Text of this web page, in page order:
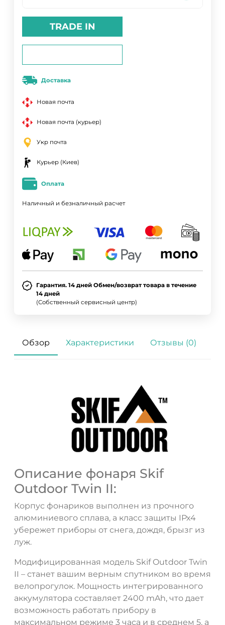
TRADE IN
Доставка
Новая почта
Новая почта (курьер)
Укр почта
Курьер (Киев)
Оплата
Наличный и безналичный расчет
Гарантия. 14 дней Обмен/возврат товара в течение
14 дней
(Собственный сервисный центр)
Обзор Характеристики Отзывы (0)
Описание фонаря Skif
Outdoor Twin II:
Корпус фонариков выполнен из прочного
алюминиевого cплава, а класс защиты IPx4
убережет приборы от снега, дождя, брызг из
луж.
Модифицированная модель Skif Outdoor Twin
II – станет вашим верным спутником во время
велопрогулок. Мощность интегрированного
аккумулятора составляет 2400 mAh, что дает
возможность работать прибору в
максимальном режиме 3 часа и в среднем 5, а